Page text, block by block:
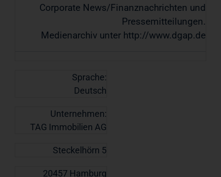
Corporate News/Finanznachrichten und
Pressemitteilungen.
Medienarchiv unter http://www.dgap.de
Sprache:
Deutsch
Unternehmen:
TAG Immobilien AG
Steckelhörn 5
20457 Hamburg